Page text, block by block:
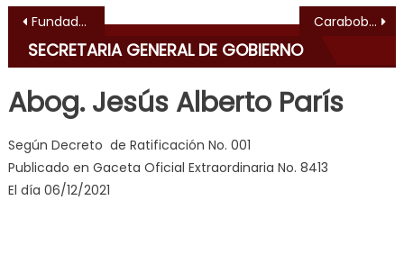
भ
indian
erotic
videos
de
pono
Navegación de entradas
Fundadeporte rehabilitara cancha múltiple del sector El Mango Carabobo celebró nuestra Independencia con ofrenda floral.
SECRETARIA GENERAL DE GOBIERNO
Abog. Jesús Alberto París
Según Decreto de Ratificación No. 001
Publicado en Gaceta Oficial Extraordinaria No. 8413
El día 06/12/2021